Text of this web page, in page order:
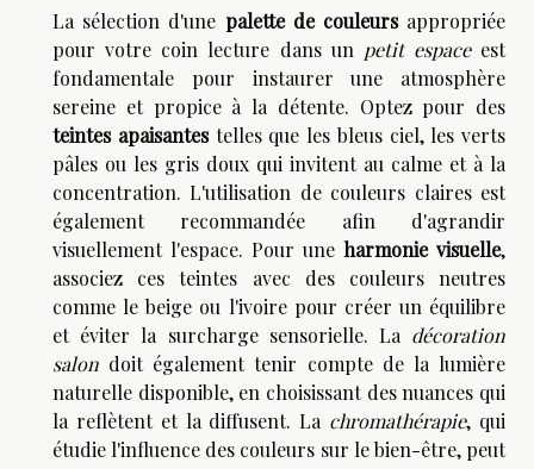
La sélection d'une palette de couleursappropriée
pour votre coin lecture dans un petit espaceest
fondamentale pour instaurer une atmosphère
sereine et propice à la détente. Optez pour des
teintes apaisantestelles que les bleus ciel, les verts
pâles ou les gris doux qui invitent au calme et à la
concentration. L'utilisation de couleurs claires est
également recommandée afin d'agrandir
visuellement l'espace. Pour une harmonie visuelle,
associez ces teintes avec des couleurs neutres
comme le beige ou l'ivoire pour créer un équilibre
et éviter la surcharge sensorielle. La décoration
salon doit également tenir compte de la lumière
naturelle disponible, en choisissant des nuances qui
la reflètent et la diffusent. La chromathérapie, qui
étudie l'influence des couleurs sur le bien-être, peut